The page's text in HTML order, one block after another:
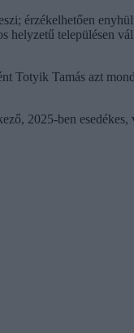
érzékelhetően
helyzetű településen
Totyik Tamás azt
2025-ben